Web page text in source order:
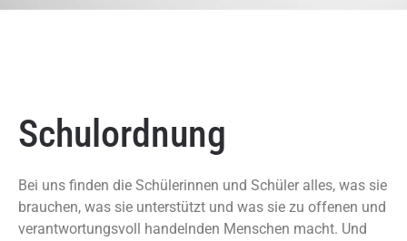
Schulordnung
Bei uns finden die Schülerinnen und Schüler alles, was sie
brauchen, was sie unterstützt und was sie zu offenen und
verantwortungsvoll handelnden Menschen macht. Und